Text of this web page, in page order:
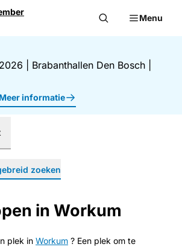
Menu
Brabanthallen Den Bosch
Meer informatie
zoeken
in Workum
plek in Workum ? Een plek om te